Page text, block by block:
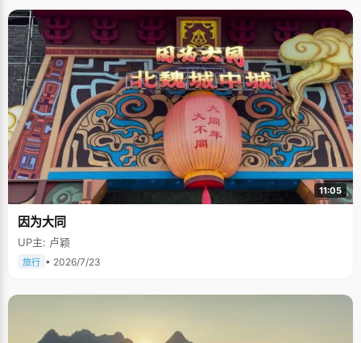
11:05
因为大同
UP主: 卢颖
旅行 • 2026/7/23